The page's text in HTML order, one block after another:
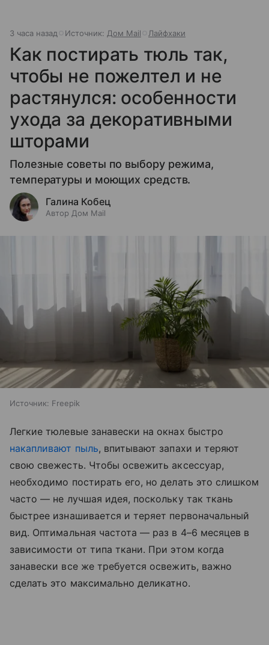
3 часа назад Источник: Дом Mail Лайфхаки
Как постирать тюль так,
чтобы не пожелтел и не
растянулся: особенности
ухода за декоративными
шторами
Полезные советы по выбору режима,
температуры и моющих средств.
Галина Кобец
Автор Дом Mail
Источник: Freepik
Легкие тюлевые занавески на окнах быстро
накапливают пыль, впитывают запахи и теряют
свою свежесть. Чтобы освежить аксессуар,
необходимо постирать его, но делать это слишком
часто — не лучшая идея, поскольку так ткань
быстрее изнашивается и теряет первоначальный
вид. Оптимальная частота — раз в 4–6 месяцев в
зависимости от типа ткани. При этом когда
занавески все же требуется освежить, важно
сделать это максимально деликатно.